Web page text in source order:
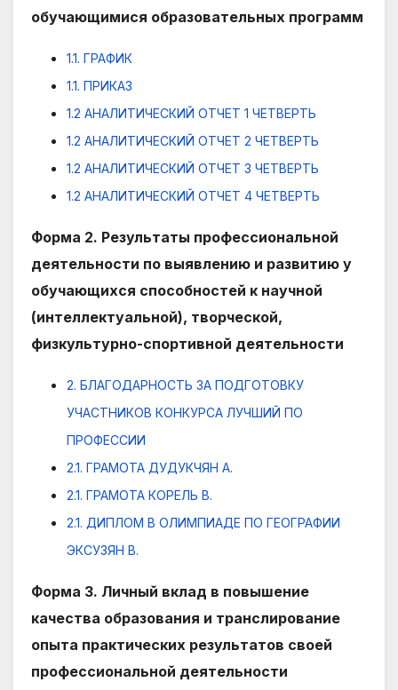
обучающимися образовательных программ
1.1. ГРАФИК
1.1. ПРИКАЗ
1.2 АНАЛИТИЧЕСКИЙ ОТЧЕТ 1 ЧЕТВЕРТЬ
1.2 АНАЛИТИЧЕСКИЙ ОТЧЕТ 2 ЧЕТВЕРТЬ
1.2 АНАЛИТИЧЕСКИЙ ОТЧЕТ 3 ЧЕТВЕРТЬ
1.2 АНАЛИТИЧЕСКИЙ ОТЧЕТ 4 ЧЕТВЕРТЬ
Форма 2. Результаты профессиональной
деятельности по выявлению и развитию у
обучающихся способностей к научной
(интеллектуальной), творческой,
физкультурно-спортивной деятельности
2. БЛАГОДАРНОСТЬ ЗА ПОДГОТОВКУ
УЧАСТНИКОВ КОНКУРСА ЛУЧШИЙ ПО
ПРОФЕССИИ
2.1. ГРАМОТА ДУДУКЧЯН А.
2.1. ГРАМОТА КОРЕЛЬ В.
2.1. ДИПЛОМ В ОЛИМПИАДЕ ПО ГЕОГРАФИИ
ЭКСУЗЯН В.
Форма 3. Личный вклад в повышение
качества образования и транслирование
опыта практических результатов своей
профессиональной деятельности